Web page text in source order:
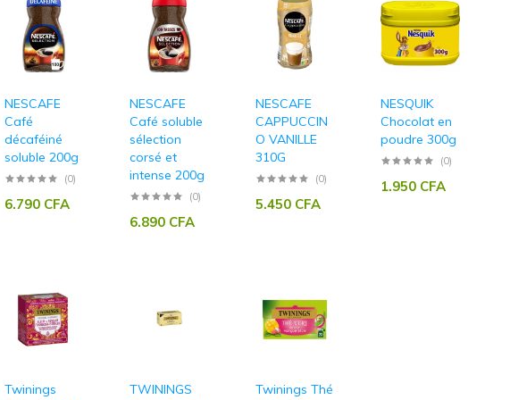
NESCAFE
Café
décaféiné
soluble 200g
(0)
6.790 CFA
NESCAFE
Café soluble
sélection
corsé et
intense 200g
(0)
6.890 CFA
NESCAFE
CAPPUCCIN
O VANILLE
310G
(0)
5.450 CFA
NESQUIK
Chocolat en
poudre 300g
(0)
1.950 CFA
Twinings
TWININGS
Twinings Thé